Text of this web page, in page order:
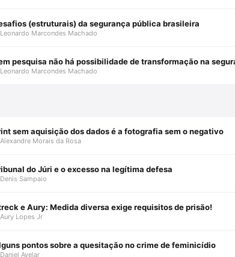
(estruturais) da segurança pública brasileira
Leonardo Marcondes Machado
pesquisa não há possibilidade de transformação na
Leonardo Marcondes Machado
sem aquisição dos dados é a fotografia sem o negativo
Alexandre Morais da Rosa
do Júri e o excesso na legítima defesa
Denis Sampaio
e Aury: Medida diversa exige requisitos de prisão!
Aury Lopes Jr
pontos sobre a quesitação no crime de feminicídio
Daniel Avelar